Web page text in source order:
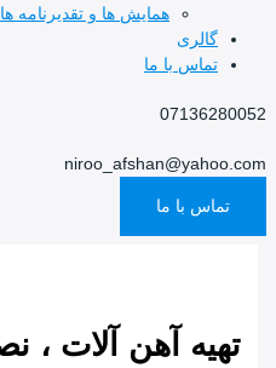
همایش ها و تقدیرنامه ها
گالری
تماس با ما
07136280052
niroo_afshan@yahoo.com
تماس با ما
تهیه آهن آلات ،